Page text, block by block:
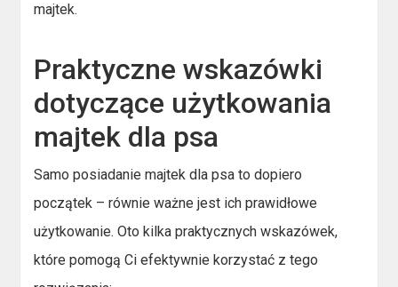
majtek.
Praktyczne wskazówki
dotyczące użytkowania
majtek dla psa
Samo posiadanie majtek dla psa to dopiero
początek – równie ważne jest ich prawidłowe
użytkowanie. Oto kilka praktycznych wskazówek,
które pomogą Ci efektywnie korzystać z tego